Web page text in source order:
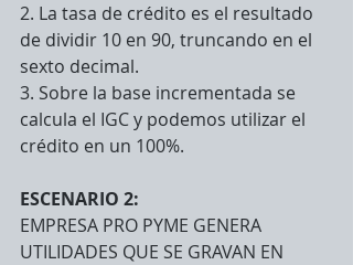
2. La tasa de crédito es el resultado
de dividir 10 en 90, truncando en el
sexto decimal.
3. Sobre la base incrementada se
calcula el IGC y podemos utilizar el
crédito en un 100%.
ESCENARIO 2:
EMPRESA PRO PYME GENERA
UTILIDADES QUE SE GRAVAN EN